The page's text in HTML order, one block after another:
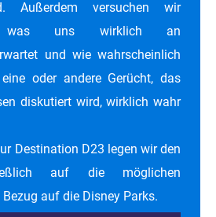
Außerdem versuchen wir
was uns wirklich an
und wie wahrscheinlich
oder andere Gerücht, das
diskutiert wird, wirklich wahr
Destination D23 legen wir den
auf die möglichen
auf die Disney Parks.